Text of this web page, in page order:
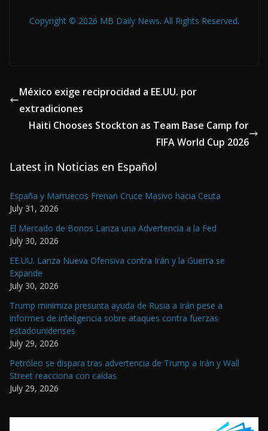
Copyright © 2026 MB Daily News. All Rights Reserved.
México exige reciprocidad a EE.UU. por
extradiciones
Haiti Chooses Stockton as Team Base Camp for
FIFA World Cup 2026
Latest in Noticias en Español
España y Marruecos Frenan Cruce Masivo hacia Ceuta
July 31, 2026
El Mercado de Bonos Lanza una Advertencia a la Fed
July 30, 2026
EE.UU. Lanza Nueva Ofensiva contra Irán y la Guerra se
Expande
July 30, 2026
Trump minimiza presunta ayuda de Rusia a Irán pese a
informes de inteligencia sobre ataques contra fuerzas
estadounidenses
July 29, 2026
Petróleo se dispara tras advertencia de Trump a Irán y Wall
Street reacciona con caídas
July 29, 2026